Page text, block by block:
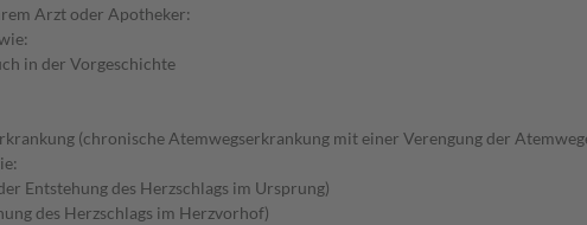
Arzt oder Apotheker:
in der Vorgeschichte
(chronische Atemwegserkrankung mit einer Verengung der
Entstehung des Herzschlags im Ursprung)
des Herzschlags im Herzvorhof)